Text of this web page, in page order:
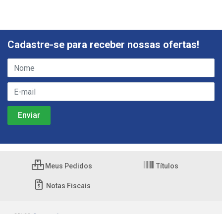
Cadastre-se para receber nossas ofertas!
Meus Pedidos Títulos
Notas Fiscais